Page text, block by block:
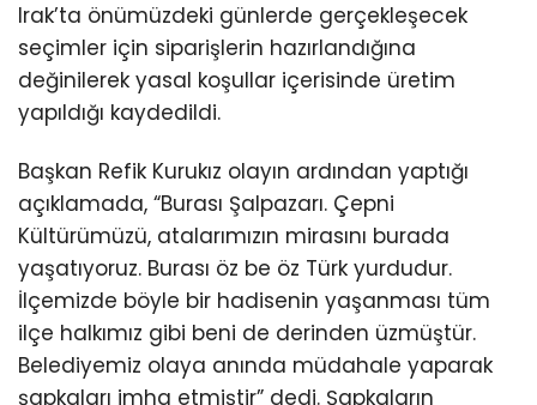
Irak’ta önümüzdeki günlerde gerçekleşecek
seçimler için siparişlerin hazırlandığına
değinilerek yasal koşullar içerisinde üretim
yapıldığı kaydedildi.
Başkan Refik Kurukız olayın ardından yaptığı
açıklamada, “Burası Şalpazarı. Çepni
Kültürümüzü, atalarımızın mirasını burada
yaşatıyoruz. Burası öz be öz Türk yurdudur.
İlçemizde böyle bir hadisenin yaşanması tüm
ilçe halkımız gibi beni de derinden üzmüştür.
Belediyemiz olaya anında müdahale yaparak
şapkaları imha etmiştir” dedi. Şapkaların